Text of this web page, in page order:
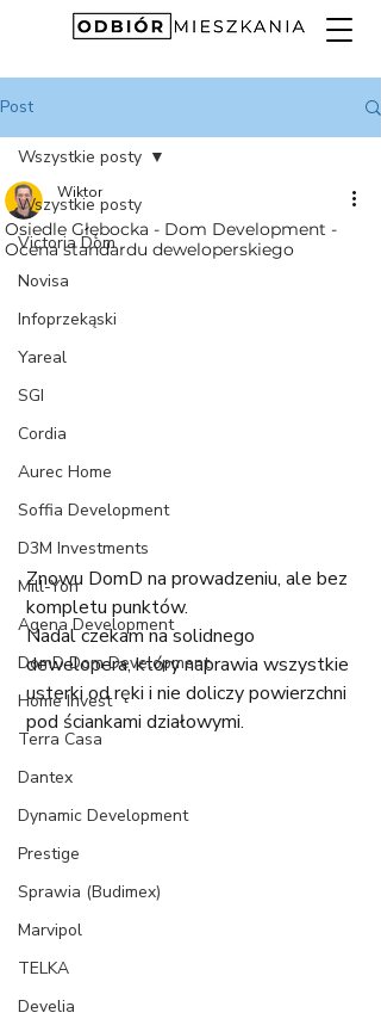
Post
Wszystkie posty
Victoria Dom
Novisa
Infoprzekąski
Yareal
SGI
Cordia
Aurec Home
Soffia Development
D3M Investments
Mill-Yon
Agena Development
DomD Dom Development
Home Invest
Terra Casa
Dantex
Dynamic Development
Prestige
Sprawia (Budimex)
Marvipol
TELKA
Develia
Wszystkie posty
Osiedle Głębocka - Dom Development -
Ocena standardu deweloperskiego
Wiktor
Znowu DomD na prowadzeniu, ale bez
kompletu punktów.
Nadal czekam na solidnego
dewelopera, który naprawia wszystkie
usterki od ręki i nie doliczy powierzchni
pod ściankami działowymi.